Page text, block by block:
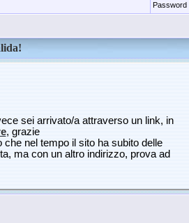
Password
sei arrivato/a attraverso un link, in
, grazie
nel tempo il sito ha subito delle
ma con un altro indirizzo, prova ad